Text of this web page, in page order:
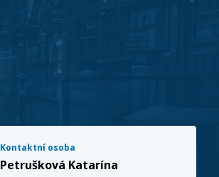
Kontaktní osoba
Petrušková Katarína